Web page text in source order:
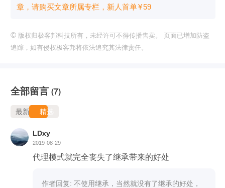
章，请购买文章所属专栏 ，新⼈⾸单¥59
© 版权归极客邦科技所有，未经许可不得传播售卖。 页面已增加防盗
追踪，如有侵权极客邦将依法追究其法律责任。
全部留言 (7)
最新 精选
LDxy
2019-08-29
代理模式就完全丧失了继承带来的好处
作者回复: 不使用继承，当然就没有了继承的好处，